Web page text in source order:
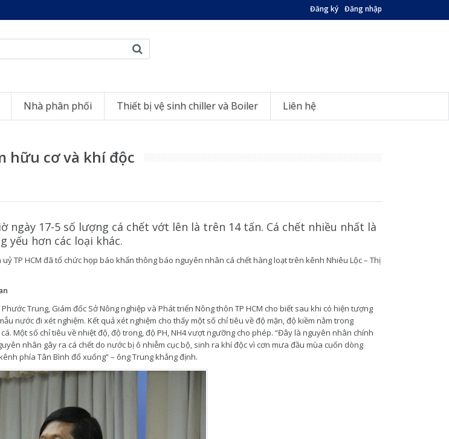
Đăng ký Đăng nhập
Nhà phân phối Thiết bị vệ sinh chiller và Boiler Liên hệ
hữu cơ và khí độc
ngày 17-5 số lượng cá chết vớt lên là trên 14 tấn. Cá chết nhiều nhất là
yếu hơn các loại khác.
uỷ TP HCM đã tổ chức họp báo khẩn thông báo nguyên nhân cá chết hàng loạt trên kênh Nhiêu Lộc – Thị
Trung, Giám đốc Sở Nông nghiệp và Phát triển Nông thôn TP HCM cho biết sau khi có hiện tượng
nước đi xét nghiệm. Kết quả xét nghiệm cho thấy một số chỉ tiêu về độ mặn, độ kiềm nằm trong
Một số chỉ tiêu về nhiệt độ, độ trong, độ PH, NH4 vượt ngưỡng cho phép. “Đây là nguyên nhân chính
nhân gây ra cá chết do nước bị ô nhiễm cục bộ, sinh ra khí độc vì cơn mưa đầu mùa cuốn dòng
phía Tân Bình đổ xuống” – ông Trung khẳng định.